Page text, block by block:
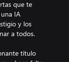
que te
IA
y los
a todos.
título